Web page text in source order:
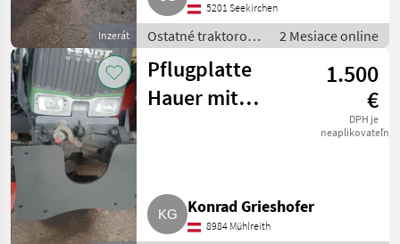
Inzerát
5201 Seekirchen
Ostatné traktorové
komponenty /
Snehový pluh
2 Mesiace online
Pflugplatte
Hauer mit
1.500
€
DPH je
neaplikovateľné
Konrad Grieshofer
8984 Mühlreith